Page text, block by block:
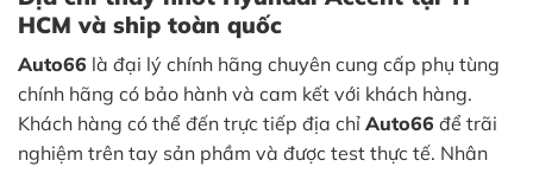
HCM và ship toàn quốc
Auto66 là đại lý chính hãng chuyên cung cấp phụ tùng
chính hãng có bảo hành và cam kết với khách hàng.
Khách hàng có thể đến trực tiếp địa chỉ Auto66 để trãi
nghiệm trên tay sản phầm và được test thực tế. Nhân